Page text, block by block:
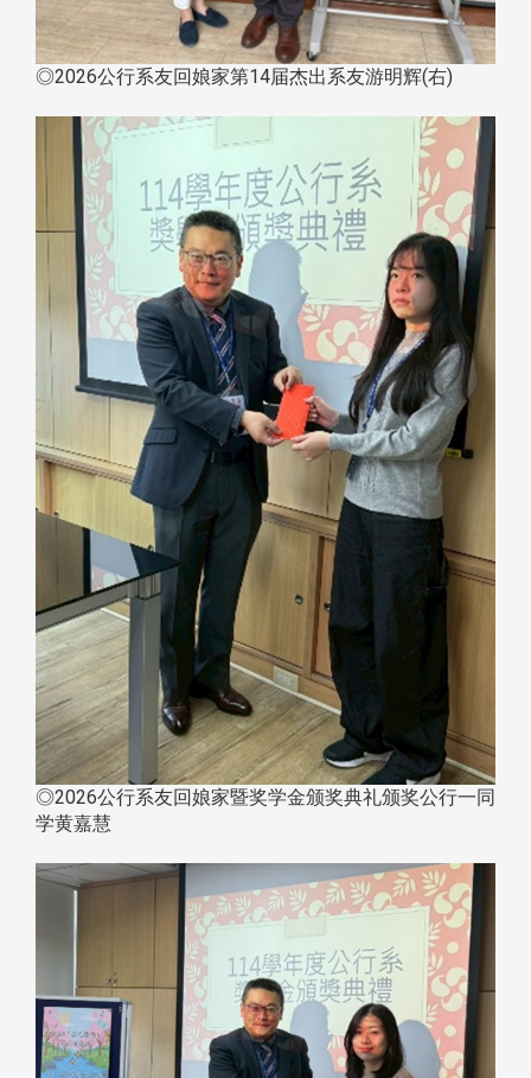
◎2026公行系友回娘家第14届杰出系友游明辉(右)
◎2026公行系友回娘家暨奖学金颁奖典礼颁奖公行一同
学黄嘉慧